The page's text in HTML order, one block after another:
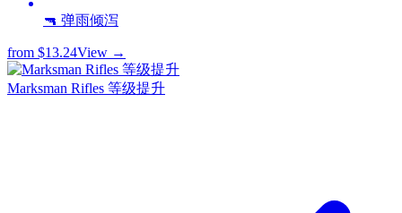
🔫 弹雨倾泻
from $13.24View →
Marksman Rifles 等级提升